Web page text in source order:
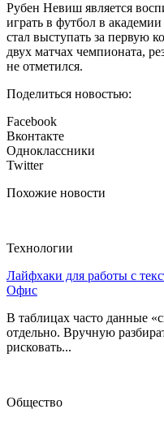
Рубен Невиш является
играть в футбол в
стал выступать за первую
двух матчах чемпионата,
не отметился.
Поделиться новостью:
Facebook
Вконтакте
Одноклассники
Twitter
Похожие новости
Технологии
Лайфхаки для работы с
Офис
В таблицах часто данные
отдельно. Вручную
рисковать...
Общество